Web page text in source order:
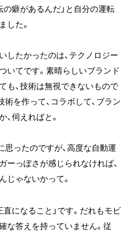
の癖があるんだ」と自分の運転
した。
したかったのは、テクノロジー
いてです。素晴らしいブランド
も、技術は無視できないもので
を作って、コラボして、ブラン
、伺えればと。
ったのですが、高度な自動運
ーっぽさが感じられなければ、
じゃないかって。
直になること」です。だれもモビ
な答えを持っていません。従